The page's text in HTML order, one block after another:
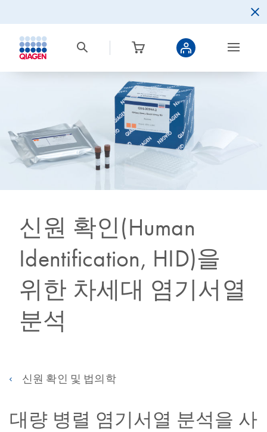
신원 확인(Human
Identification, HID)을
위한 차세대 염기서열
분석
신원 확인 및 법의학
대량 병렬 염기서열 분석을 사